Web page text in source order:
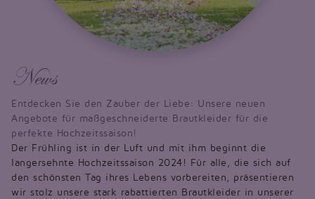
News
Entdecken Sie den Zauber der Liebe: Unsere neuen
Angebote für maßgeschneiderte Brautkleider für die
perfekte Hochzeitssaison!
Der Frühling ist in der Luft und mit ihm beginnt die
langersehnte Hochzeitssaison 2024! Für alle, die sich auf
den schönsten Tag ihres Lebens vorbereiten, präsentieren
wir stolz unsere stark rabattierten Brautkleider in unserer